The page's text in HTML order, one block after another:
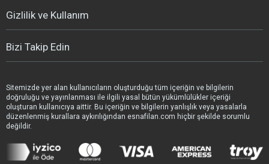
Gizlilik ve Kullanım
Bizi Takip Edin
Sitemizde yer alan kullanıcıların oluşturduğu tüm içeriğin ve bilgilerin
doğruluğu ve yayınlanması ile ilgili yasal bütün yükümlülükler içeriği
oluşturan kullanıcıya aittir. Bu içeriğin ve bilgilerin yanlışlık veya yasalarla
düzenlenmiş kurallara aykırılığından esnafilan.com hiçbir şekilde sorumlu
değildir.